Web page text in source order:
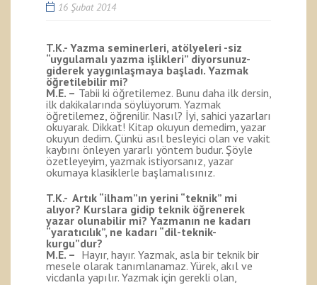
16 Şubat 2014
T.K.- Yazma seminerleri, atölyeleri -siz
“uygulamalı yazma işlikleri” diyorsunuz-
giderek yaygınlaşmaya başladı. Yazmak
öğretilebilir mi?
M.E. – Tabii ki öğretilemez. Bunu daha ilk dersin,
ilk dakikalarında söylüyorum. Yazmak
öğretilemez, öğrenilir. Nasıl? İyi, sahici yazarları
okuyarak. Dikkat! Kitap okuyun demedim, yazar
okuyun dedim. Çünkü asıl besleyici olan ve vakit
kaybını önleyen yararlı yöntem budur. Şöyle
özetleyeyim, yazmak istiyorsanız, yazar
okumaya klasiklerle başlamalısınız.
T.K.- Artık “ilham”ın yerini “teknik” mi
alıyor? Kurslara gidip teknik öğrenerek
yazar olunabilir mi? Yazmanın ne kadarı
“yaratıcılık”, ne kadarı “dil-teknik-
kurgu”dur?
M.E. – Hayır, hayır. Yazmak, asla bir teknik bir
mesele olarak tanımlanamaz. Yürek, akıl ve
vicdanla yapılır. Yazmak için gerekli olan,